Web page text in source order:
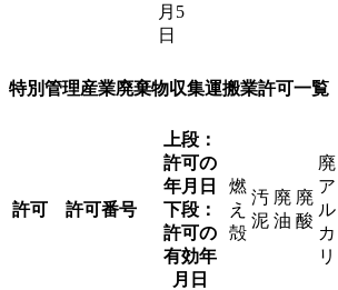
月5
日
特別管理産業廃棄物収集運搬業許可一覧
許可 許可番号
上段：
許可の
年月日
下段：
許可の
有効年
月日
燃
え
殻
汚
泥
廃
油
廃
酸
廃
ア
ル
カ
リ